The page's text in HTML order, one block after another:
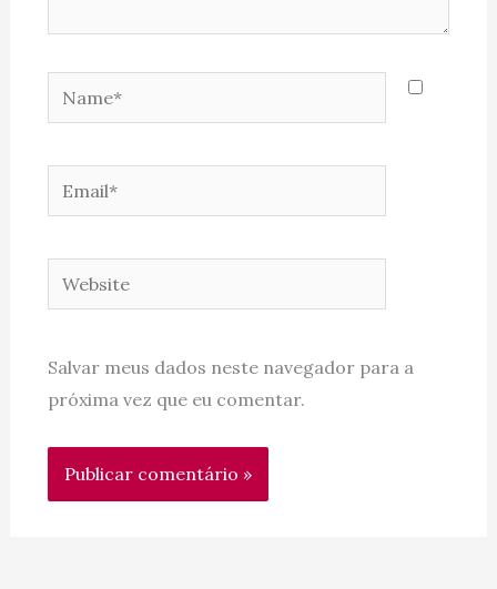
Website
Salvar meus dados neste navegador para a
próxima vez que eu comentar.